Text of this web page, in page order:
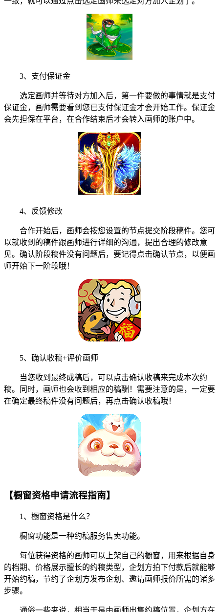
3、支付保证金
选定画师并等待对方加入后，第一件要做的事情就是支付
保证金，画师需要看到您已支付保证金才会开始工作。保证金
会先担保在平台，在合作结束后才会转入画师的账户中。
4、反馈修改
合作开始后，画师会按您设置的节点提交阶段稿件。您可
以就收到的稿件跟画师进行详细的沟通，提出合理的修改意
见。确认阶段稿件没有问题后，要记得点击确认节点，以便画
师开始下一阶段哦！
5、确认收稿+评价画师
当您收到最终成稿后，可以点击确认收稿来完成本次约
稿。同时，画师也会收到相应的稿酬！需要注意的是，一定要
在确定最终稿件没有问题后，再点击确认收稿哦！
【橱窗资格申请流程指南】
1、橱窗资格是什么？
橱窗功能是一种约稿服务售卖功能。
每位获得资格的画师可以上架自己的橱窗，用来根据自身
的档期、价格展示擅长的约稿类型，企划方拍下付款后就能够
开始约稿，节约了企划方发布企划、邀请画师报价所需的诸多
步骤。